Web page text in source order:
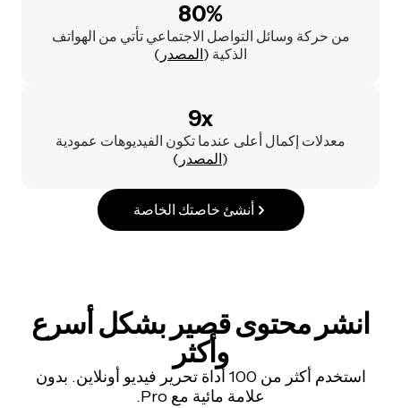
80%
من حركة وسائل التواصل الاجتماعي تأتي من الهواتف
الذكية (المصدر )
9x
معدلات إكمال أعلى عندما تكون الفيديوهات عمودية
(المصدر )
أنشئ خاصتك الخاصة
انشر محتوى قصير بشكل أسرع
وأكثر
استخدم أكثر من 100 أداة تحرير فيديو أونلاين. بدون
علامة مائية مع Pro.